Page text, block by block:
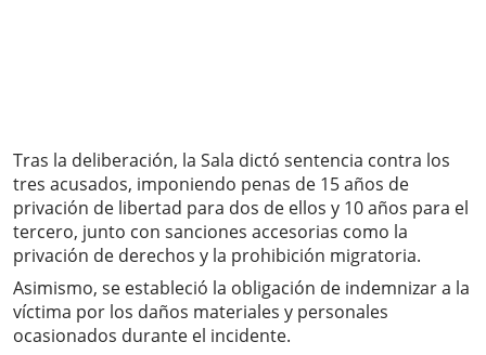
Tras la deliberación, la Sala dictó sentencia contra los
tres acusados, imponiendo penas de 15 años de
privación de libertad para dos de ellos y 10 años para el
tercero, junto con sanciones accesorias como la
privación de derechos y la prohibición migratoria.
Asimismo, se estableció la obligación de indemnizar a la
víctima por los daños materiales y personales
ocasionados durante el incidente.